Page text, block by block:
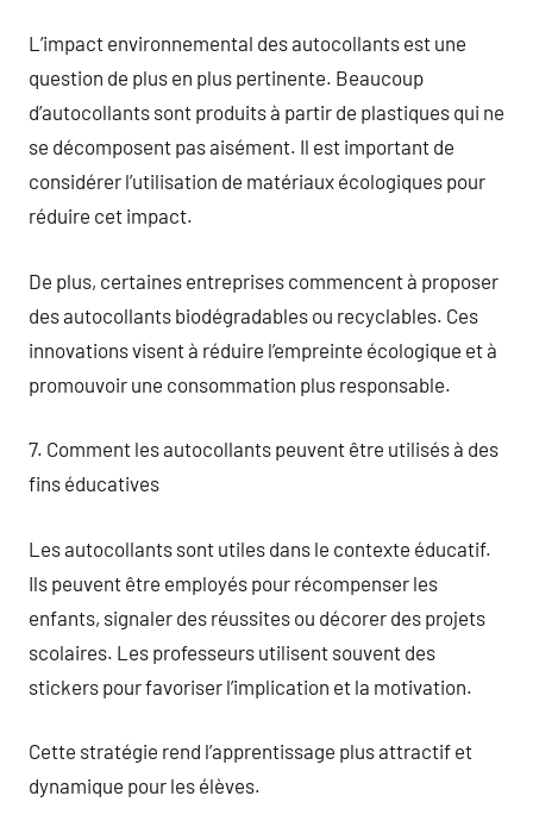
L’impact environnemental des autocollants est une
question de plus en plus pertinente. Beaucoup
d’autocollants sont produits à partir de plastiques qui ne
se décomposent pas aisément. Il est important de
considérer l’utilisation de matériaux écologiques pour
réduire cet impact.
De plus, certaines entreprises commencent à proposer
des autocollants biodégradables ou recyclables. Ces
innovations visent à réduire l’empreinte écologique et à
promouvoir une consommation plus responsable.
7. Comment les autocollants peuvent être utilisés à des
fins éducatives
Les autocollants sont utiles dans le contexte éducatif.
Ils peuvent être employés pour récompenser les
enfants, signaler des réussites ou décorer des projets
scolaires. Les professeurs utilisent souvent des
stickers pour favoriser l’implication et la motivation.
Cette stratégie rend l’apprentissage plus attractif et
dynamique pour les élèves.